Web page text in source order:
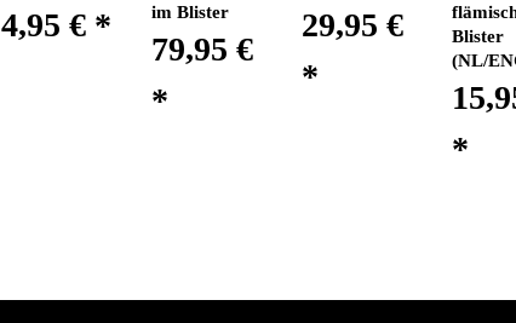
4,95 € *
im Blister
79,95 €
*
29,95 €
*
Blister
(NL/
*